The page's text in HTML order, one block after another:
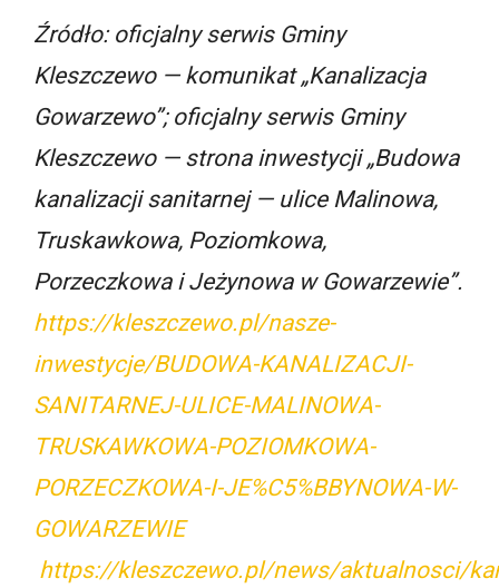
Źródło: oficjalny serwis Gminy
Kleszczewo — komunikat „Kanalizacja
Gowarzewo”; oficjalny serwis Gminy
Kleszczewo — strona inwestycji „Budowa
kanalizacji sanitarnej — ulice Malinowa,
Truskawkowa, Poziomkowa,
Porzeczkowa i Jeżynowa w Gowarzewie”.
https://kleszczewo.pl/nasze-
inwestycje/BUDOWA-KANALIZACJI-
SANITARNEJ-ULICE-MALINOWA-
TRUSKAWKOWA-POZIOMKOWA-
PORZECZKOWA-I-JE%C5%BBYNOWA-W-
GOWARZEWIE
https://kleszczewo.pl/news/aktualnosci/